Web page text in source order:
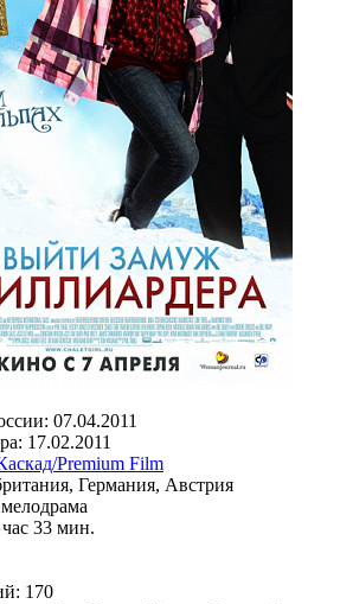
07.04.2011
17.02.2011
Premium Film
Германия, Австрия
мелодрама
час 33 мин.
170